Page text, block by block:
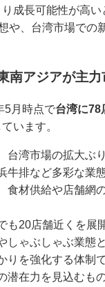
成長可能性が高い
や、台湾市場で
南アジアが主力
5月時点で台湾に78
います。
台湾市場の拡大ぶ
牛排など多彩な業
食材供給や店舗網
も20店舗近くを展
しゃぶしゃぶ業態
を強化する体制で
潜在力を見込むも